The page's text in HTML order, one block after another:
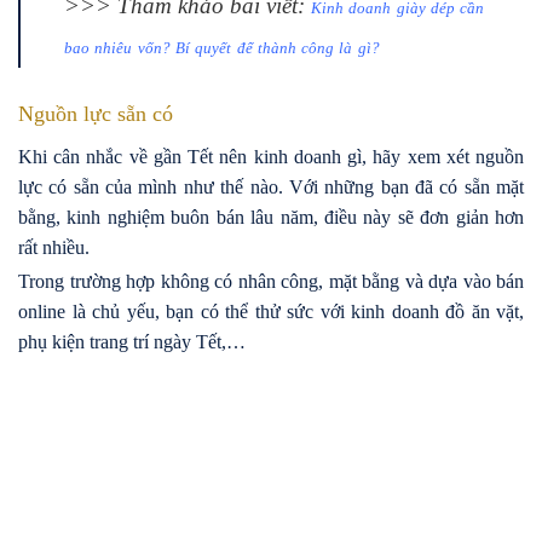
>>> Tham khảo bài viết: Kinh doanh giày dép cần
bao nhiêu vốn? Bí quyết để thành công là gì?
Nguồn lực sẵn có
Khi cân nhắc về gần Tết nên kinh doanh gì, hãy xem xét nguồn
lực có sẵn của mình như thế nào. Với những bạn đã có sẵn mặt
bằng, kinh nghiệm buôn bán lâu năm, điều này sẽ đơn giản hơn
rất nhiều.
Trong trường hợp không có nhân công, mặt bằng và dựa vào bán
online là chủ yếu, bạn có thể thử sức với kinh doanh đồ ăn vặt,
phụ kiện trang trí ngày Tết,…